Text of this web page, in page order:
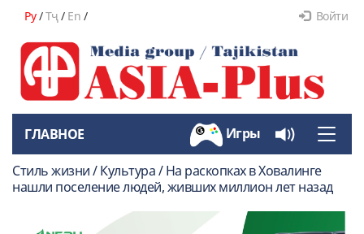
Ру/Тҷ/ En / Войти
Toggle
ГЛАВНОЕ Игры
Стиль жизни / Культура / На раскопках в Ховалинге
нашли поселение людей, живших миллион лет назад